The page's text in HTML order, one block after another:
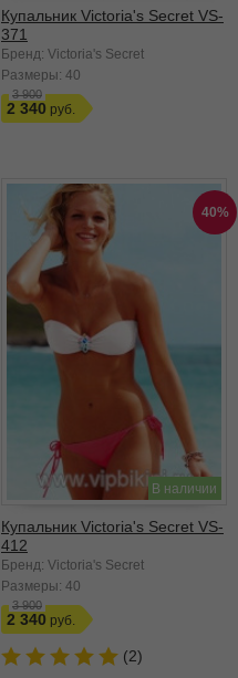
Купальник Victoria's Secret VS-
371
Бренд: Victoria's Secret
Размеры: 40
3 900
2 340
40%
В наличии
Купальник Victoria's Secret VS-
412
Бренд: Victoria's Secret
Размеры: 40
3 900
2 340
(2)